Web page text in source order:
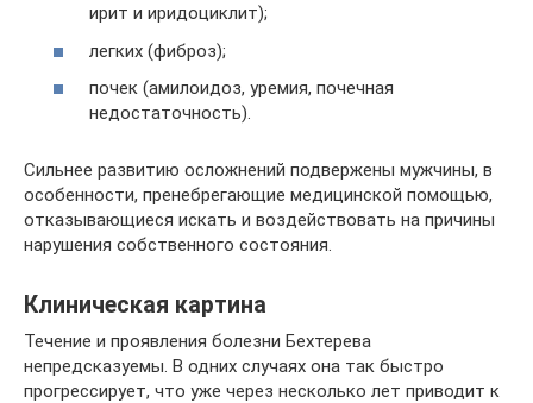
ирит и иридоциклит);
легких (фиброз);
почек (амилоидоз, уремия, почечная
недостаточность).
Сильнее развитию осложнений подвержены мужчины, в
особенности, пренебрегающие медицинской помощью,
отказывающиеся искать и воздействовать на причины
нарушения собственного состояния.
Клиническая картина
Течение и проявления болезни Бехтерева
непредсказуемы. В одних случаях она так быстро
прогрессирует, что уже через несколько лет приводит к